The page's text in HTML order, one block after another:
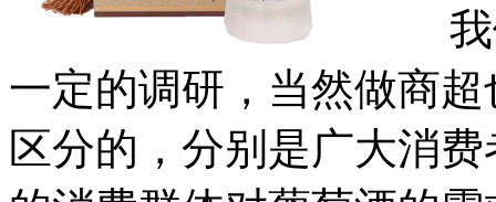
我们
一定的调研，当然做商
区分的，分别是广大消